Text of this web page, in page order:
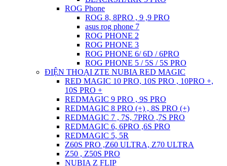
ROG Phone
ROG 8, 8PRO , 9 ,9 PRO
asus rog phone 7
ROG PHONE 2
ROG PHONE 3
ROG PHONE 6/ 6D / 6PRO
ROG PHONE 5 / 5S / 5S PRO
ĐIỆN THOẠI ZTE NUBIA RED MAGIC
RED MAGIC 10 PRO, 10S PRO , 10PRO +,
10S PRO +
REDMAGIC 9 PRO , 9S PRO
REDMAGIC 8 PRO (+) , 8S PRO (+)
REDMAGIC 7 , 7S, 7PRO ,7S PRO
REDMAGIC 6, 6PRO ,6S PRO
REDMAGIC 5, 5R
Z60S PRO ,Z60 ULTRA, Z70 ULTRA
Z50 , Z50S PRO
NUBIA Z FLIP